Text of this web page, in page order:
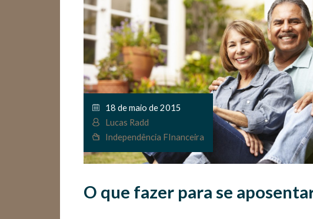
18 de maio de 2015
Lucas Radd
Independência FInanceira
O que fazer para se